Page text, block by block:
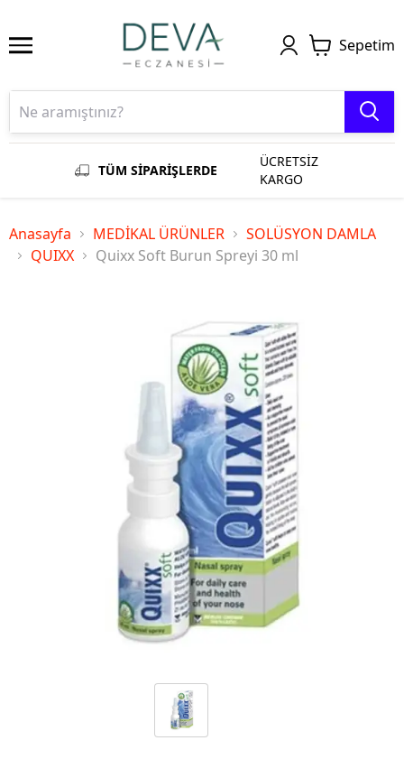
Sepetim
TÜM SİPARİŞLERDE
ÜCRETSİZ
KARGO
Anasayfa MEDİKAL ÜRÜNLER
SOLÜSYON DAMLA
QUIXX
Quixx Soft Burun Spreyi 30 ml